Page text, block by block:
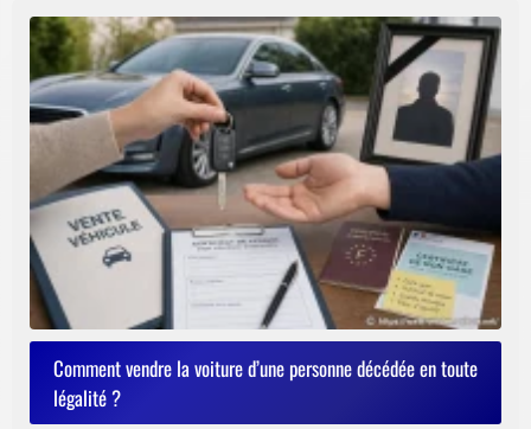
Comment vendre la voiture d’une personne décédée en toute
légalité ?